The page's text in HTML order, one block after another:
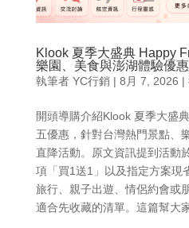
Klook 夏季大盛典 Happy
樂園、美食與澎湖體驗優
執筆者 YC行銷| 8月 7, 2026 |
開頭導購介紹Klook 夏季大盛
五優惠，針對台灣熱門景點、
直降活動。原文資訊提到活動
項「買1送1」以及指定方案現
旅行、親子出遊、情侶約會或
適合先收藏的清單。這篇幫大